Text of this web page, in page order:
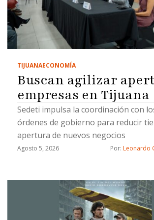
TIJUANAECONOMÍA
Buscan agilizar
empresas en Tijuana
Sedeti impulsa la coordinación con
órdenes de gobierno para reducir
apertura de nuevos negocios
Agosto 5, 2026 Por: Leonardo